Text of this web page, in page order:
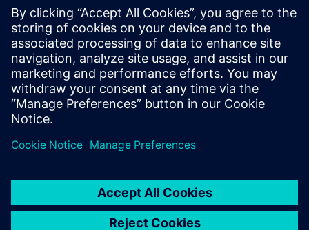
©Siemens 2026
Informace o firmě
Oznámení o ochraně osobních údajů
Oznámení o souborech cookie
Podmínky používání
Digitální ID
Oznamování porušení